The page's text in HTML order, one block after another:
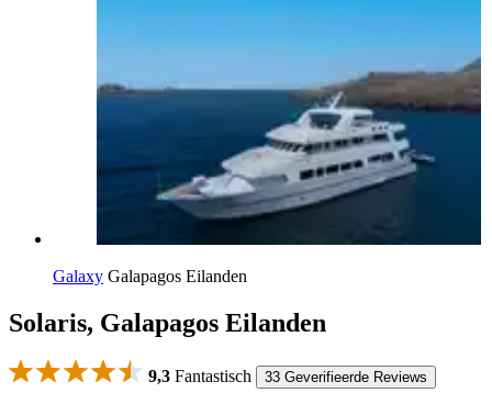
Galaxy Galapagos Eilanden
Solaris, Galapagos Eilanden
9,3 Fantastisch 33 Geverifieerde Reviews